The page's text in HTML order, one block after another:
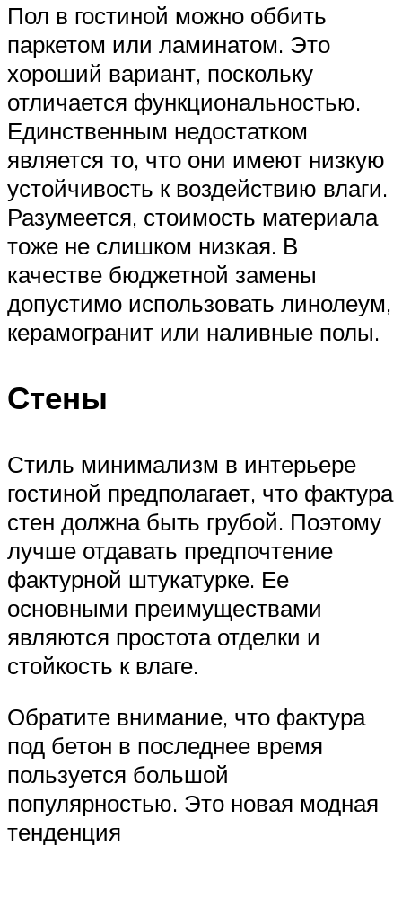
Пол в гостиной можно оббить
паркетом или ламинатом. Это
хороший вариант, поскольку
отличается функциональностью.
Единственным недостатком
является то, что они имеют низкую
устойчивость к воздействию влаги.
Разумеется, стоимость материала
тоже не слишком низкая. В
качестве бюджетной замены
допустимо использовать линолеум,
керамогранит или наливные полы.
Стены
Стиль минимализм в интерьере
гостиной предполагает, что фактура
стен должна быть грубой. Поэтому
лучше отдавать предпочтение
фактурной штукатурке. Ее
основными преимуществами
являются простота отделки и
стойкость к влаге.
Обратите внимание, что фактура
под бетон в последнее время
пользуется большой
популярностью. Это новая модная
тенденция